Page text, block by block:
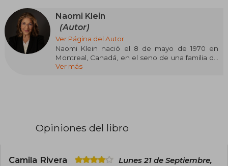
Naomi Klein
(Autor)
Ver Página del Autor
Naomi Klein nació el 8 de mayo de 1970 en
Montreal, Canadá, en el seno de una familia de
activistas políticos. Su infancia estuvo marcada
temporalmente la carrera para trabajar como
Klein es una de las voces más influyentes del
Ver más
Opiniones del libro
Camila Rivera
Lunes 21 de Septiembre,